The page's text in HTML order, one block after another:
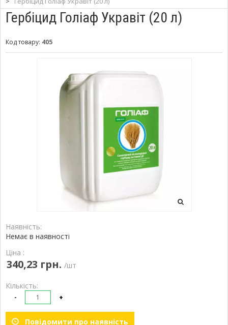
Гербіцид Голіаф Укравіт (20 л)
Код товару: 405
Наявність:
Немає в наявності
Ціна :
340,23 грн. /шт
Кількість:
- +
Повідомити про наявність